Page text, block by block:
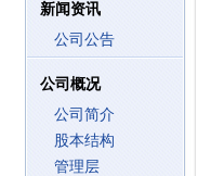
新闻资讯
公司公告
公司概况
公司简介
股本结构
管理层